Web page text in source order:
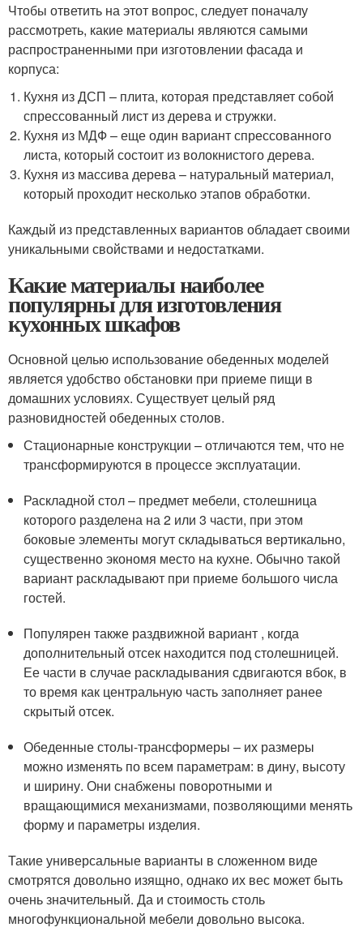
Чтобы ответить на этот вопрос, следует поначалу
рассмотреть, какие материалы являются самыми
распространенными при изготовлении фасада и
корпуса:
Кухня из ДСП – плита, которая представляет собой
спрессованный лист из дерева и стружки.
Кухня из МДФ – еще один вариант спрессованного
листа, который состоит из волокнистого дерева.
Кухня из массива дерева – натуральный материал,
который проходит несколько этапов обработки.
Каждый из представленных вариантов обладает своими
уникальными свойствами и недостатками.
Какие материалы наиболее
популярны для изготовления
кухонных шкафов
Основной целью использование обеденных моделей
является удобство обстановки при приеме пищи в
домашних условиях. Существует целый ряд
разновидностей обеденных столов.
Стационарные конструкции – отличаются тем, что не
трансформируются в процессе эксплуатации.
Раскладной стол – предмет мебели, столешница
которого разделена на 2 или 3 части, при этом
боковые элементы могут складываться вертикально,
существенно экономя место на кухне. Обычно такой
вариант раскладывают при приеме большого числа
гостей.
Популярен также раздвижной вариант , когда
дополнительный отсек находится под столешницей.
Ее части в случае раскладывания сдвигаются вбок, в
то время как центральную часть заполняет ранее
скрытый отсек.
Обеденные столы-трансформеры – их размеры
можно изменять по всем параметрам: в дину, высоту
и ширину. Они снабжены поворотными и
вращающимися механизмами, позволяющими менять
форму и параметры изделия.
Такие универсальные варианты в сложенном виде
смотрятся довольно изящно, однако их вес может быть
очень значительный. Да и стоимость столь
многофункциональной мебели довольно высока.